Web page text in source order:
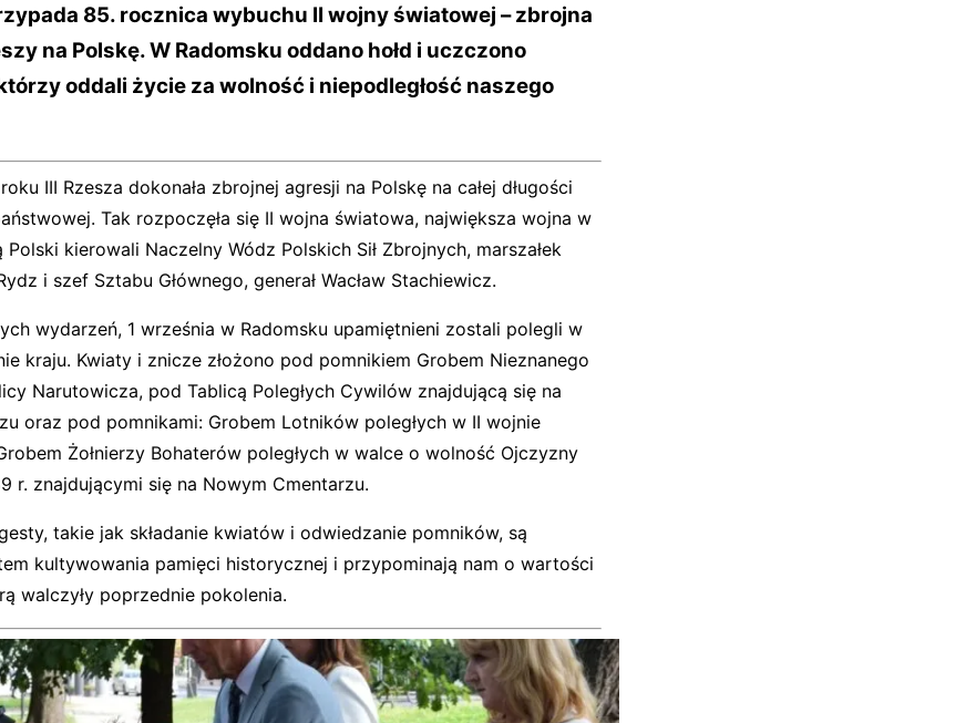
85. rocznica wybuchu II wojny światowej – zbrojna
na Polskę. W Radomsku oddano hołd i uczczono
oddali życie za wolność i niepodległość naszego
III Rzesza dokonała zbrojnej agresji na Polskę na całej długości
Tak rozpoczęła się II wojna światowa, największa wojna w
kierowali Naczelny Wódz Polskich Sił Zbrojnych, marszałek
i szef Sztabu Głównego, generał Wacław Stachiewicz.
wydarzeń, 1 września w Radomsku upamiętnieni zostali polegli w
kraju. Kwiaty i znicze złożono pod pomnikiem Grobem Nieznanego
Narutowicza, pod Tablicą Poległych Cywilów znajdującą się na
oraz pod pomnikami: Grobem Lotników poległych w II wojnie
Żołnierzy Bohaterów poległych w walce o wolność Ojczyzny
r. znajdującymi się na Nowym Cmentarzu.
takie jak składanie kwiatów i odwiedzanie pomników, są
kultywowania pamięci historycznej i przypominają nam o wartości
walczyły poprzednie pokolenia.